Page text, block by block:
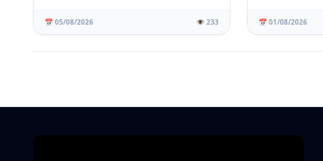
📅 05/08/2026 👁️ 233 📅 01/08/2026